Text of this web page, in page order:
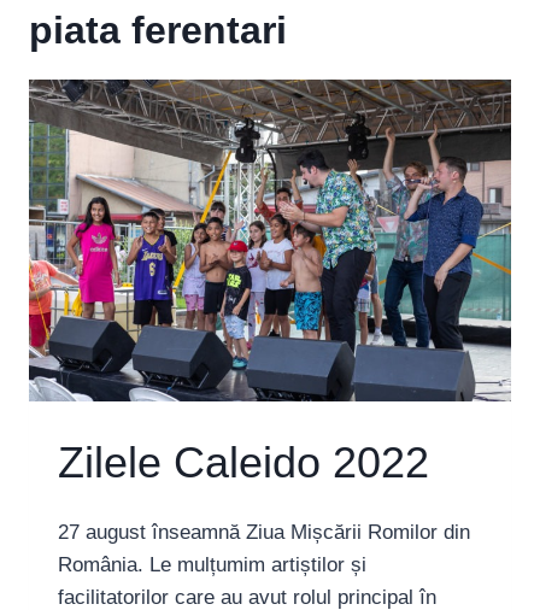
piata ferentari
Zilele Caleido 2022
27 august înseamnă Ziua Mișcării Romilor din
România. Le mulțumim artiștilor și
facilitatorilor care au avut rolul principal în